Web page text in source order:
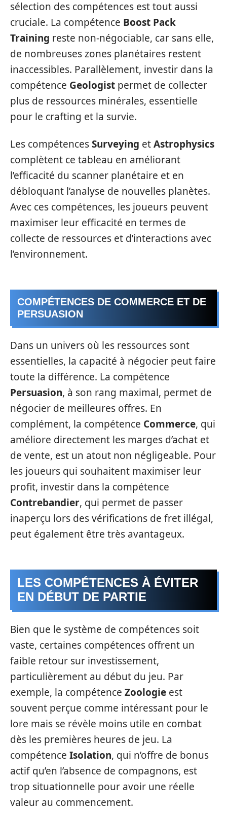
sélection des compétences est tout aussi
cruciale. La compétence Boost Pack
Training reste non-négociable, car sans elle,
de nombreuses zones planétaires restent
inaccessibles. Parallèlement, investir dans la
compétence Geologist permet de collecter
plus de ressources minérales, essentielle
pour le crafting et la survie.
Les compétencesSurveying etAstrophysics
complètent ce tableau en améliorant
l’efficacité du scanner planétaire et en
débloquant l’analyse de nouvelles planètes.
Avec ces compétences, les joueurs peuvent
maximiser leur efficacité en termes de
collecte de ressources et d’interactions avec
l’environnement.
COMPÉTENCES DE COMMERCE ET DE
PERSUASION
Dans un univers où les ressources sont
essentielles, la capacité à négocier peut faire
toute la différence. La compétence
Persuasion, à son rang maximal, permet de
négocier de meilleures offres. En
complément, la compétence Commerce, qui
améliore directement les marges d’achat et
de vente, est un atout non négligeable. Pour
les joueurs qui souhaitent maximiser leur
profit, investir dans la compétence
Contrebandier, qui permet de passer
inaperçu lors des vérifications de fret illégal,
peut également être très avantageux.
LES COMPÉTENCES À ÉVITER
EN DÉBUT DE PARTIE
Bien que le système de compétences soit
vaste, certaines compétences offrent un
faible retour sur investissement,
particulièrement au début du jeu. Par
exemple, la compétence Zoologie est
souvent perçue comme intéressant pour le
lore mais se révèle moins utile en combat
dès les premières heures de jeu. La
compétence Isolation, qui n’offre de bonus
actif qu’en l’absence de compagnons, est
trop situationnelle pour avoir une réelle
valeur au commencement.